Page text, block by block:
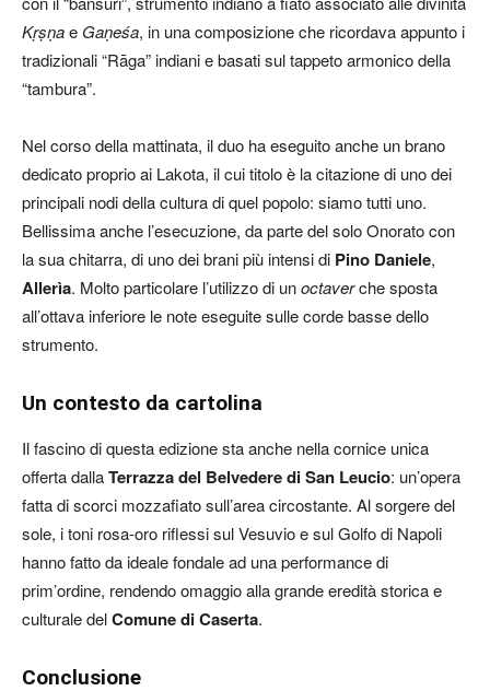
Kṛṣṇae Gaṇeśa, in una composizione che ricordava appunto i
tradizionali “Rāga” indiani e basati sul tappeto armonico della
“tambura”.
Nel corso della mattinata, il duo ha eseguito anche un brano
dedicato proprio ai Lakota, il cui titolo è la citazione di uno dei
principali nodi della cultura di quel popolo: siamo tutti uno.
Bellissima anche l’esecuzione, da parte del solo Onorato con
la sua chitarra, di uno dei brani più intensi di Pino Daniele,
Allerìa. Molto particolare l’utilizzo di unoctaverche sposta
all’ottava inferiore le note eseguite sulle corde basse dello
strumento.
Un contesto da cartolina
Il fascino di questa edizione sta anche nella cornice unica
offerta dallaTerrazza del Belvedere di San Leucio: un’opera
fatta di scorci mozzafiato sull’area circostante. Al sorgere del
sole, i toni rosa-oro riflessi sul Vesuvio e sul Golfo di Napoli
hanno fatto da ideale fondale ad una performance di
prim’ordine, rendendo omaggio alla grande eredità storica e
culturale delComune di Caserta.
Conclusione